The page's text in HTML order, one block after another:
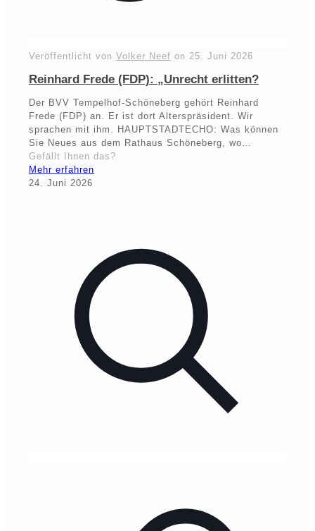
Veröffentlicht von Volker Neef on 25. Juni 2026
Reinhard Frede (FDP): „Unrecht erlitten?
Der BVV Tempelhof-Schöneberg gehört Reinhard
Frede (FDP) an. Er ist dort Alterspräsident. Wir
sprachen mit ihm. HAUPTSTADTECHO: Was können
Sie Neues aus dem Rathaus Schöneberg, wo…
Gefällt Ihnen das?
Mehr erfahren
24. Juni 2026